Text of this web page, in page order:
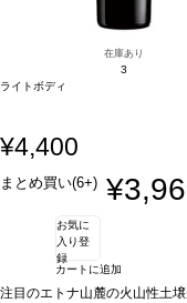
在庫あり
3
ライトボディ
¥4,400
まとめ買い(6+)
お気に
入り登
録
カートに追加
注目のエトナ山麓の火山性土